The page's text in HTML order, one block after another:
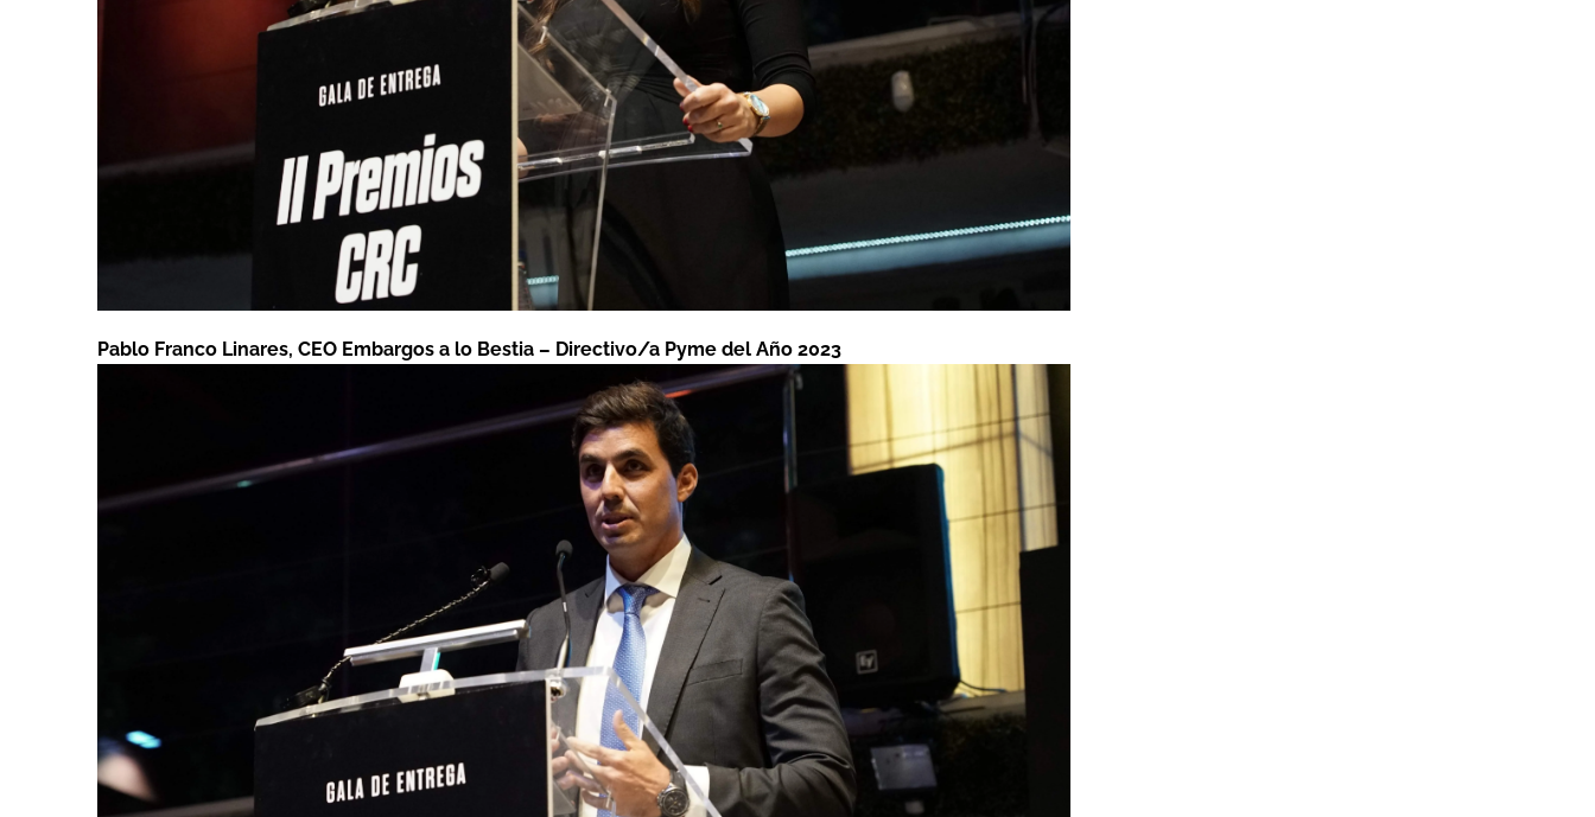
Pablo Franco Linares, CEO Embargos a lo Bestia – Directivo/a Pyme del Año 2023